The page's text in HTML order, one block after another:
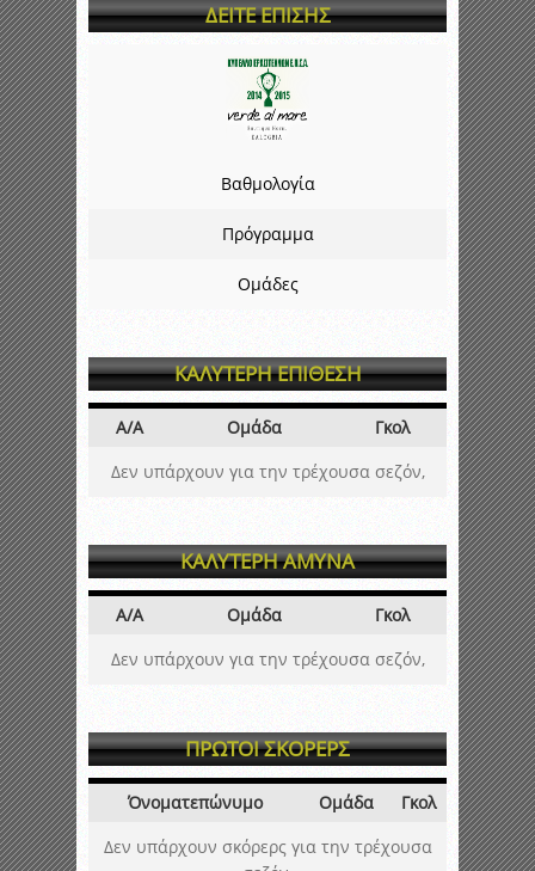
ΔΕΙΤΕ ΕΠΙΣΗΣ
Βαθμολογία
Πρόγραμμα
Ομάδες
ΚΑΛΥΤΕΡΗ ΕΠΙΘΕΣΗ
Α/Α Ομάδα
Γκολ
Δεν υπάρχουν για την τρέχουσα σεζόν,
ΚΑΛΥΤΕΡΗ ΑΜΥΝΑ
Α/Α Ομάδα
Γκολ
Δεν υπάρχουν για την τρέχουσα σεζόν,
ΠΡΩΤΟΙ ΣΚΟΡΕΡΣ
Όνοματεπώνυμο Ομάδα
Γκολ
Δεν υπάρχουν σκόρερς για την τρέχουσα